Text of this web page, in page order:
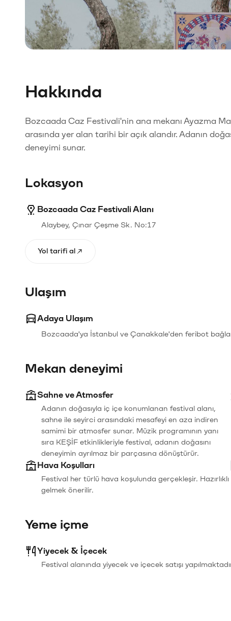
Hakkında
Bozcaada Caz Festivali'nin ana mekanı Ayazma
arasında yer alan tarihi bir açık alandır. Adanın
deneyimi sunar.
Lokasyon
Bozcaada Caz Festivali Alanı
Alaybey, Çınar Çeşme Sk. No:17
Yol tarifi al
Ulaşım
Adaya Ulaşım
Bozcaada'ya İstanbul ve Çanakkale'den feribot
Mekan deneyimi
Sahne ve Atmosfer
Adanın doğasıyla iç içe konumlanan festival alanı,
sahne ile seyirci arasındaki mesafeyi en aza indiren
samimi bir atmosfer sunar. Müzik programının yanı
sıra KEŞİF etkinlikleriyle festival, adanın doğasını
deneyimin ayrılmaz bir parçasına dönüştürür.
Hava Koşulları
Festival her türlü hava koşulunda gerçekleşir. Hazırlıklı
gelmek önerilir.
Yeme içme
Yiyecek & İçecek
Festival alanında yiyecek ve içecek satışı